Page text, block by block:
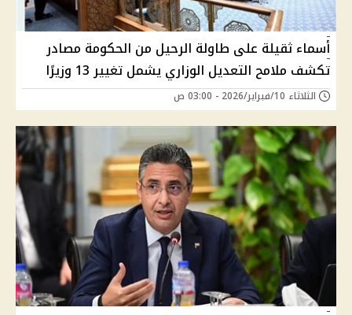
أسماء ثقيلة على طاولة الرحيل من الحكومة مصادر
تكشف ملامح التعديل الوزاري يشمل تغيير 13 وزيرًا
الثلاثاء 10/فبراير/2026 - 03:00 ص